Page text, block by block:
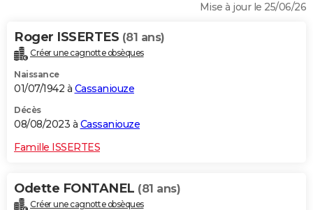
Alimentation
Guide de la santé
Maladies
Médicaments
Sommeil
VOYAGE
Destinations
City break
Voyage nature
Voyage de noces
Forum
Climat
+PHOTO
GUIDES D'ACHAT
BONS PLANS
CARTE DE VOEUX
Dictionnaire
Biographies
Citations
Expressions
Proverbes
PROGRAMME TV
Mise à jour le 25/06/26
Roger ISSERTES (81 ans)
Créer une cagnotte obsèques
Naissance
01/07/1942 à Cassaniouze
Décès
08/08/2023 à Cassaniouze
Famille ISSERTES
Odette FONTANEL (81 ans)
Créer une cagnotte obsèques